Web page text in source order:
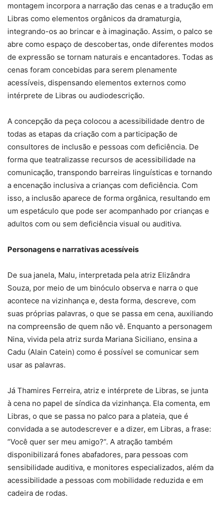
montagem incorpora a narração das cenas e a tradução em
Libras como elementos orgânicos da dramaturgia,
integrando-os ao brincar e à imaginação. Assim, o palco se
abre como espaço de descobertas, onde diferentes modos
de expressão se tornam naturais e encantadores. Todas as
cenas foram concebidas para serem plenamente
acessíveis, dispensando elementos externos como
intérprete de Libras ou audiodescrição.
A concepção da peça colocou a acessibilidade dentro de
todas as etapas da criação com a participação de
consultores de inclusão e pessoas com deficiência. De
forma que teatralizasse recursos de acessibilidade na
comunicação, transpondo barreiras linguísticas e tornando
a encenação inclusiva a crianças com deficiência. Com
isso, a inclusão aparece de forma orgânica, resultando em
um espetáculo que pode ser acompanhado por crianças e
adultos com ou sem deficiência visual ou auditiva.
Personagens e narrativas acessíveis
De sua janela, Malu, interpretada pela atriz Elizândra
Souza, por meio de um binóculo observa e narra o que
acontece na vizinhança e, desta forma, descreve, com
suas próprias palavras, o que se passa em cena, auxiliando
na compreensão de quem não vê. Enquanto a personagem
Nina, vivida pela atriz surda Mariana Siciliano, ensina a
Cadu (Alain Catein) como é possível se comunicar sem
usar as palavras.
Já Thamires Ferreira, atriz e intérprete de Libras, se junta
à cena no papel de síndica da vizinhança. Ela comenta, em
Libras, o que se passa no palco para a plateia, que é
convidada a se autodescrever e a dizer, em Libras, a frase:
“Você quer ser meu amigo?”. A atração também
disponibilizará fones abafadores, para pessoas com
sensibilidade auditiva, e monitores especializados, além da
acessibilidade a pessoas com mobilidade reduzida e em
cadeira de rodas.